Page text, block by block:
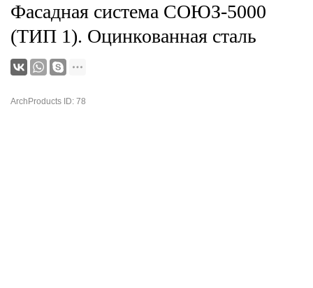
Фасадная система СОЮЗ-5000
(ТИП 1). Оцинкованная сталь
ArchProducts ID: 78